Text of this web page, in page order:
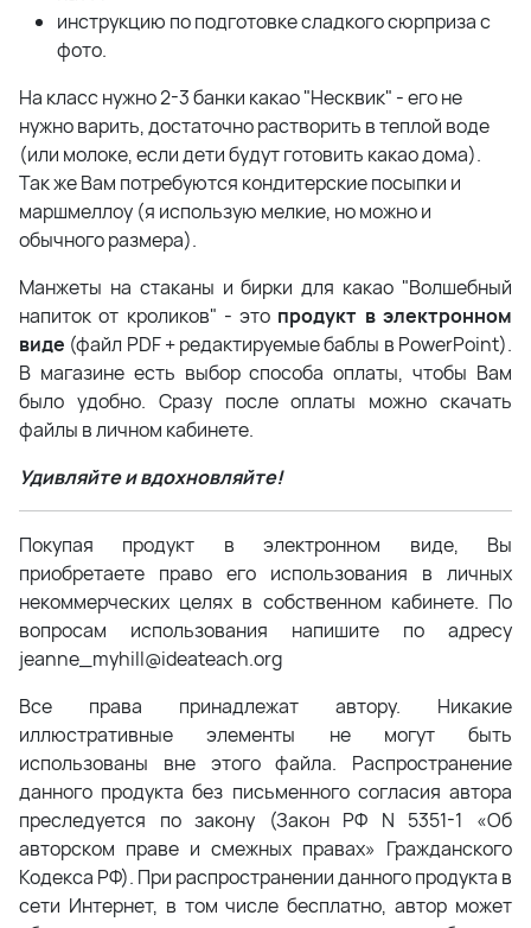
инструкцию по подготовке сладкого сюрприза с
фото.
На класс нужно 2-3 банки какао "Несквик" - его не
нужно варить, достаточно растворить в теплой воде
(или молоке, если дети будут готовить какао дома).
Так же Вам потребуются кондитерские посыпки и
маршмеллоу (я использую мелкие, но можно и
обычного размера).
Манжеты на стаканы и бирки для какао "Волшебный
напиток от кроликов" - это продукт в электронном
виде (файл PDF + редактируемые баблы в PowerPoint).
В магазине есть выбор способа оплаты, чтобы Вам
было удобно. Сразу после оплаты можно скачать
файлы в личном кабинете.
Удивляйте и вдохновляйте!
Покупая продукт в электронном виде, Вы
приобретаете право его использования в личных
некоммерческих целях в собственном кабинете. По
вопросам использования напишите по адресу
jeanne_myhill@ideateach.org
Все права принадлежат автору. Никакие
иллюстративные элементы не могут быть
использованы вне этого файла. Распространение
данного продукта без письменного согласия автора
преследуется по закону (Закон РФ N 5351-1 «Об
авторском праве и смежных правах» Гражданского
Кодекса РФ). При распространении данного продукта в
сети Интернет, в том числе бесплатно, автор может